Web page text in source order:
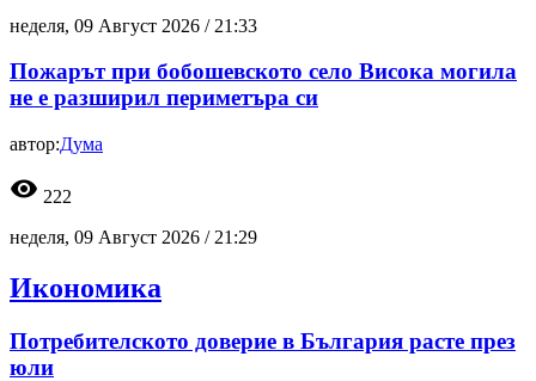
неделя, 09 Август 2026 / 21:33
Пожарът при бобошевското село Висока могила
не е разширил периметъра си
автор:Дума
visibility 222
неделя, 09 Август 2026 / 21:29
Икономика
Потребителското доверие в България расте през
юли